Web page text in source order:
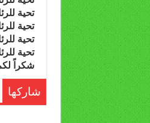
تحية
تحية
تحية
تحية
شكراً لكم
شاركها